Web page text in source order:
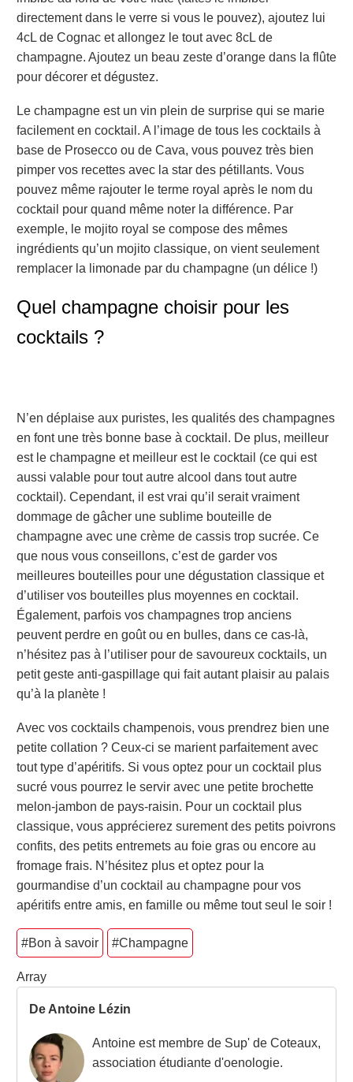
directement dans le verre si vous le pouvez), ajoutez lui
4cL de Cognac et allongez le tout avec 8cL de
champagne. Ajoutez un beau zeste d’orange dans la flûte
pour décorer et dégustez.
Le champagne est un vin plein de surprise qui se marie
facilement en cocktail. A l’image de tous les cocktails à
base de Prosecco ou de Cava, vous pouvez très bien
pimper vos recettes avec la star des pétillants. Vous
pouvez même rajouter le terme royal après le nom du
cocktail pour quand même noter la différence. Par
exemple, le mojito royal se compose des mêmes
ingrédients qu’un mojito classique, on vient seulement
remplacer la limonade par du champagne (un délice !)
Quel champagne choisir pour les
cocktails ?
N’en déplaise aux puristes, les qualités des champagnes
en font une très bonne base à cocktail. De plus, meilleur
est le champagne et meilleur est le cocktail (ce qui est
aussi valable pour tout autre alcool dans tout autre
cocktail). Cependant, il est vrai qu’il serait vraiment
dommage de gâcher une sublime bouteille de
champagne avec une crème de cassis trop sucrée. Ce
que nous vous conseillons, c’est de garder vos
meilleures bouteilles pour une dégustation classique et
d’utiliser vos bouteilles plus moyennes en cocktail.
Également, parfois vos champagnes trop anciens
peuvent perdre en goût ou en bulles, dans ce cas-là,
n’hésitez pas à l’utiliser pour de savoureux cocktails, un
petit geste anti-gaspillage qui fait autant plaisir au palais
qu’à la planète !
Avec vos cocktails champenois, vous prendrez bien une
petite collation ? Ceux-ci se marient parfaitement avec
tout type d’apéritifs. Si vous optez pour un cocktail plus
sucré vous pourrez le servir avec une petite brochette
melon-jambon de pays-raisin. Pour un cocktail plus
classique, vous apprécierez surement des petits poivrons
confits, des petits entremets au foie gras ou encore au
fromage frais. N’hésitez plus et optez pour la
gourmandise d’un cocktail au champagne pour vos
apéritifs entre amis, en famille ou même tout seul le soir !
#Bon à savoir #Champagne
Array
De Antoine Lézin
Antoine est membre de Sup' de Coteaux,
association étudiante d'oenologie.